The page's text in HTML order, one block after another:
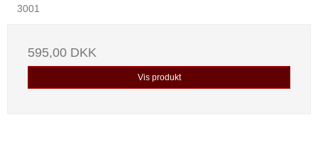
3001
595,00 DKK
Vis produkt